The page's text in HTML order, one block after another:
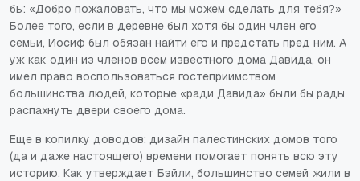
бы: «Добро пожаловать, что мы можем сделать для тебя?»
Более того, если в деревне был хотя бы один член его
семьи, Иосиф был обязан найти его и предстать пред ним. А
уж как один из членов всем известного дома Давида, он
имел право воспользоваться гостеприимством
большинства людей, которые «ради Давида» были бы рады
распахнуть двери своего дома.
Еще в копилку доводов: дизайн палестинских домов того
(да и даже настоящего) времени помогает понять всю эту
историю. Как утверждает Бэйли, большинство семей жили в